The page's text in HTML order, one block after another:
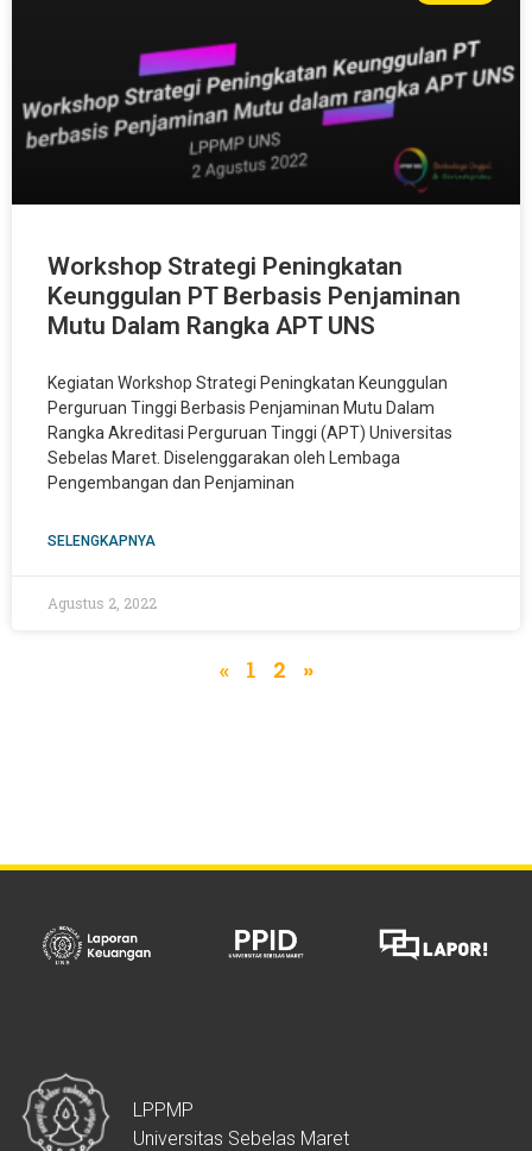
Workshop Strategi Peningkatan
Keunggulan PT Berbasis Penjaminan
Mutu Dalam Rangka APT UNS
Kegiatan Workshop Strategi Peningkatan Keunggulan
Perguruan Tinggi Berbasis Penjaminan Mutu Dalam
Rangka Akreditasi Perguruan Tinggi (APT) Universitas
Sebelas Maret. Diselenggarakan oleh Lembaga
Pengembangan dan Penjaminan
SELENGKAPNYA
Agustus 2, 2022
« 1 2 »
LPPMP
Universitas Sebelas Maret